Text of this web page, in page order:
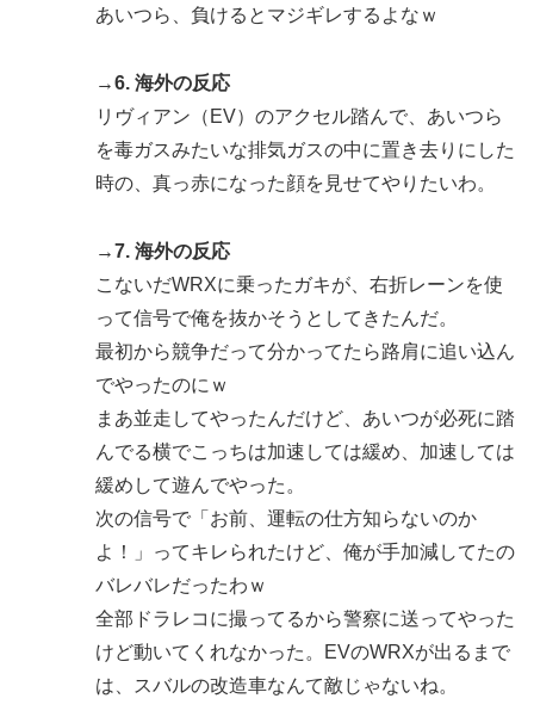
あいつら、負けるとマジギレするよなｗ
→6. 海外の反応
リヴィアン（EV）のアクセル踏んで、あいつら
を毒ガスみたいな排気ガスの中に置き去りにした
時の、真っ赤になった顔を見せてやりたいわ。
→7. 海外の反応
こないだWRXに乗ったガキが、右折レーンを使
って信号で俺を抜かそうとしてきたんだ。
最初から競争だって分かってたら路肩に追い込ん
でやったのにｗ
まあ並走してやったんだけど、あいつが必死に踏
んでる横でこっちは加速しては緩め、加速しては
緩めして遊んでやった。
次の信号で「お前、運転の仕方知らないのか
よ！」ってキレられたけど、俺が手加減してたの
バレバレだったわｗ
全部ドラレコに撮ってるから警察に送ってやった
けど動いてくれなかった。EVのWRXが出るまで
は、スバルの改造車なんて敵じゃないね。